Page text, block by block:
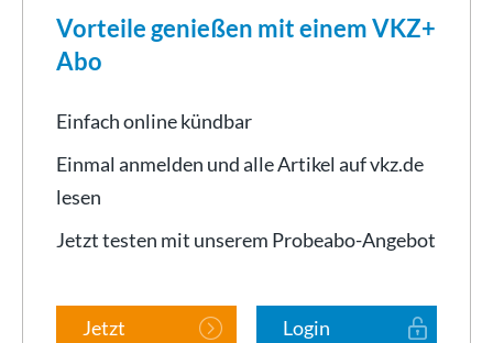
Vorteile genießen mit einem VKZ+
Abo
Einfach online kündbar
Einmal anmelden und alle Artikel auf vkz.de
lesen
Jetzt testen mit unserem Probeabo-Angebot
Jetzt
Login